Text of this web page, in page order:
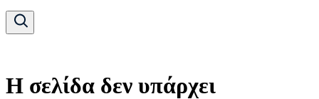
Η σελίδα δεν υπάρχει